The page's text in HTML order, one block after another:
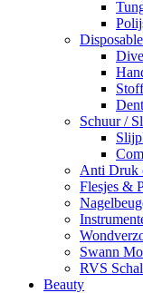
Schuur /
Anti Druk
Flesjes &
Swann
RVS
Beauty